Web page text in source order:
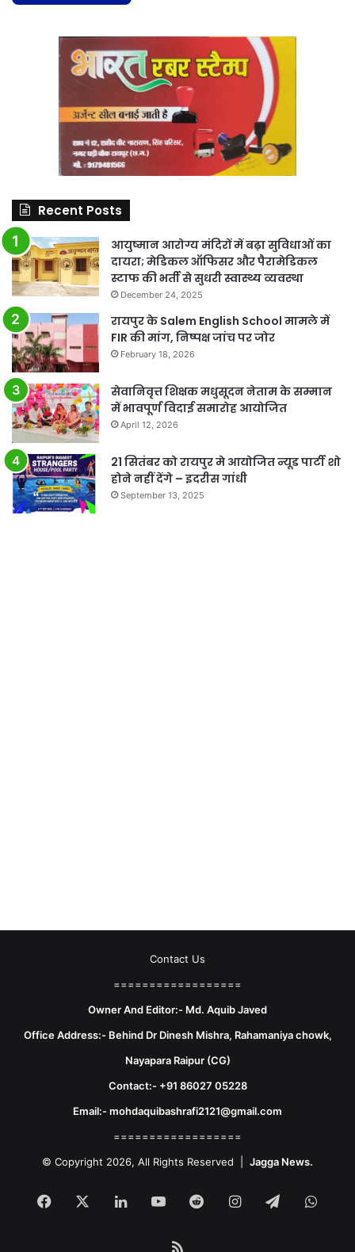
Recent Posts
आयुष्मान आरोग्य मंदिरों में बढ़ा सुविधाओं का
दायरा; मेडिकल ऑफिसर और पैरामेडिकल
स्टाफ की भर्ती से सुधरी स्वास्थ्य व्यवस्था
December 24, 2025
रायपुर के Salem English School मामले में
FIR की मांग, निष्पक्ष जांच पर जोर
February 18, 2026
सेवानिवृत्त शिक्षक मधुसूदन नेताम के सम्मान
में भावपूर्ण विदाई समारोह आयोजित
April 12, 2026
21 सितंबर को रायपुर मे आयोजित न्यूड पार्टी शो
होने नहीं देंगे – इदरीस गांधी
September 13, 2025
Contact Us
==================
Owner And Editor:- Md. Aquib Javed
Office Address:- Behind Dr Dinesh Mishra, Rahamaniya chowk,
Nayapara Raipur (CG)
Contact:- +91 86027 05228
Email:- mohdaquibashrafi2121@gmail.com
==================
© Copyright 2026, All Rights Reserved | Jagga News.
Facebook LinkedInYouTubeRedditInstagram
Telegram
RSS